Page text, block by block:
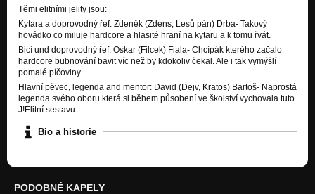
Těmi elitními jelity jsou:
Kytara a doprovodný řef: Zdeněk (Zdens, Lesů pán) Drba- Takový
hovádko co miluje hardcore a hlasité hraní na kytaru a k tomu řvát.
Bicí und doprovodný řef: Oskar (Filcek) Fiala- Chcípák kterého začalo
hardcore bubnování bavit víc než by kdokoliv čekal. Ale i tak vymýšlí
pomalé píčoviny.
Hlavní pěvec, legenda and mentor: David (Dejv, Kratos) Bartoš- Naprostá
legenda svého oboru která si během působení ve školství vychovala tuto
J!Elitní sestavu.
Bio a historie
PODOBNÉ KAPELY